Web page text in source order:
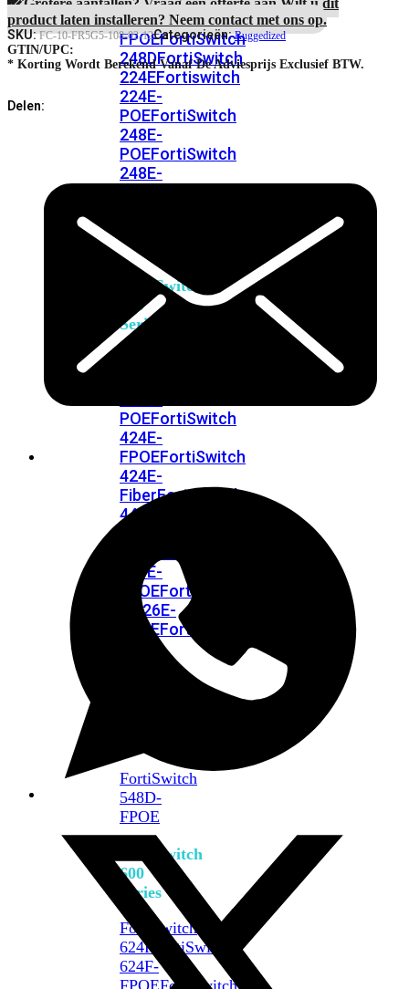
224D-
FPOEFortiSwitch
248DFortiSwitch
224EFortiswitch
224E-
POEFortiSwitch
248E-
POEFortiSwitch
248E-
FortiSwitch
400
Series
POEFortiSwitch
424E-
FPOEFortiSwitch
424E-
FiberFortiSwitch
448E
448E-
FPOEFortiSwitch
M426E-
FPOEFortiSwitchRugged
424F-
FortiSwitch
548D-
FPOE
FortiSwitch
600
Series
FortiSwitch
624F FortiSwitch
624F-
FPOEFortiSwitch
Service
aantal
product laten installeren? Neem contact met ons op.
SKU:FC-10-FR5G5-108-02-12Categorieën:Ruggedized
GTIN/UPC:
* Korting Wordt Berekend Vanaf De Adviesprijs Exclusief BTW.
Delen: